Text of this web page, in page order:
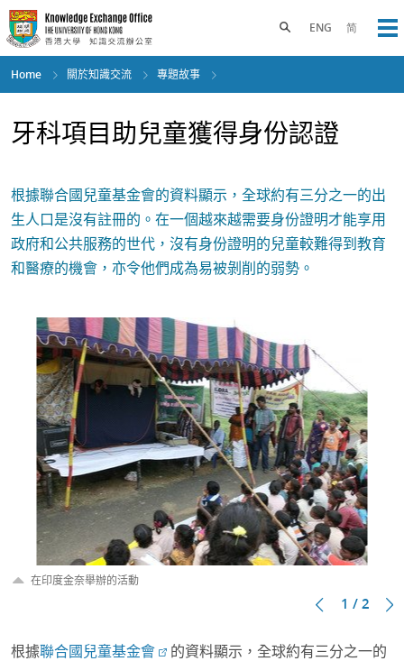
Skip
to
main
content
ENG 简
Toggle search panel
Home 關於知識交流 專題故事
牙科項目助兒童獲得身份認證
根據聯合國兒童基金會的資料顯示，全球約有三分之一的出
生人口是沒有註冊的。在一個越來越需要身份證明才能享用
政府和公共服務的世代，沒有身份證明的兒童較難得到教育
和醫療的機會，亦令他們成為易被剝削的弱勢。
在印度金奈舉辦的活動
1 / 2
根據聯合國兒童基金會
的資料顯示，全球約有三分之一的